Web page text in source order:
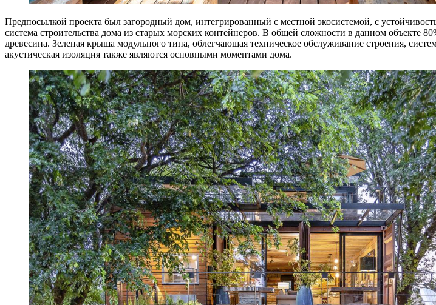
Предпосылкой проекта был загородный дом, интегрированный с местной экосистемой, с
система строительства дома из старых морских контейнеров. В общей сложности в данном объекте
древесина. Зеленая крыша модульного типа, облегчающая техническое обслуживание строения,
акустическая изоляция также являются основными моментами дома.